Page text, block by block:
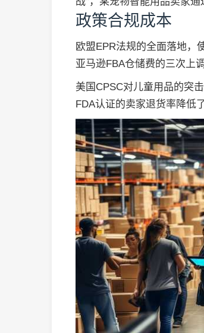
政策合规成本
欧盟EPR法规的全面落地，
亚马逊FBA仓储费的三次上
美国CPSC对儿童用品的突
FDA认证的卖家退货率降低了